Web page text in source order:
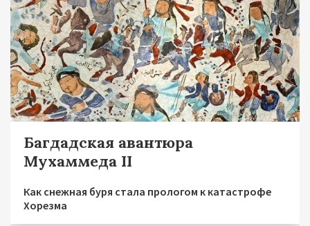
Багдадская авантюра
Мухаммеда II
Как снежная буря стала прологом к катастрофе
Хорезма